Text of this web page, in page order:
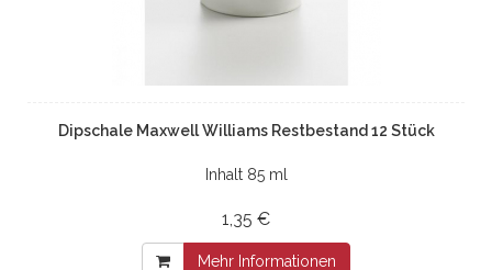
Dipschale Maxwell Williams Restbestand 12 Stück
Inhalt 85 ml
1,35 €
Mehr Informationen